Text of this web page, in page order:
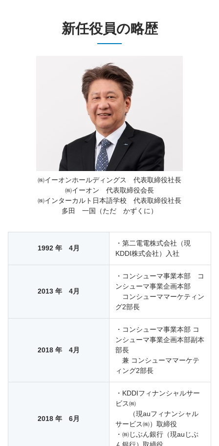
新任役員の略歴
㈱イーオンホールディングス 代表取締役社長
㈱イーオン 代表取締役会長
㈱インターカルト日本語学校 代表取締役社長
多田 一国（ただ かずくに）
1992 年 4月
・第二電電株式会社（現
KDDI株式会社）入社
2013 年 4月
・コンシューマ事業本部 コ
ンシューマ事業企画本部
コンシューママーケティン
グ2部長
2018 年 4月
・コンシューマ事業本部 コ
ンシューマ事業企画本部副本
部長
兼 コンシューママーケテ
ィング2部長
2018 年 6月
・KDDIフィナンシャルサー
ビス㈱
（現auフィナンシャル
サービス㈱）取締役
・㈱じぶん銀行（現auじぶ